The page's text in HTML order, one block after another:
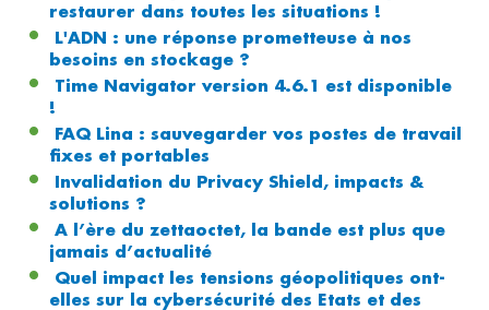
restaurer dans toutes les situations !
L'ADN : une réponse prometteuse à nos
besoins en stockage ?
Time Navigator version 4.6.1 est disponible
!
FAQ Lina : sauvegarder vos postes de travail
fixes et portables
Invalidation du Privacy Shield, impacts &
solutions ?
A l’ère du zettaoctet, la bande est plus que
jamais d’actualité
Quel impact les tensions géopolitiques ont-
elles sur la cybersécurité des Etats et des